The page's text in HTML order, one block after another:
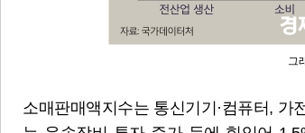
그
소매판매액지수는 통신기기·컴퓨터,